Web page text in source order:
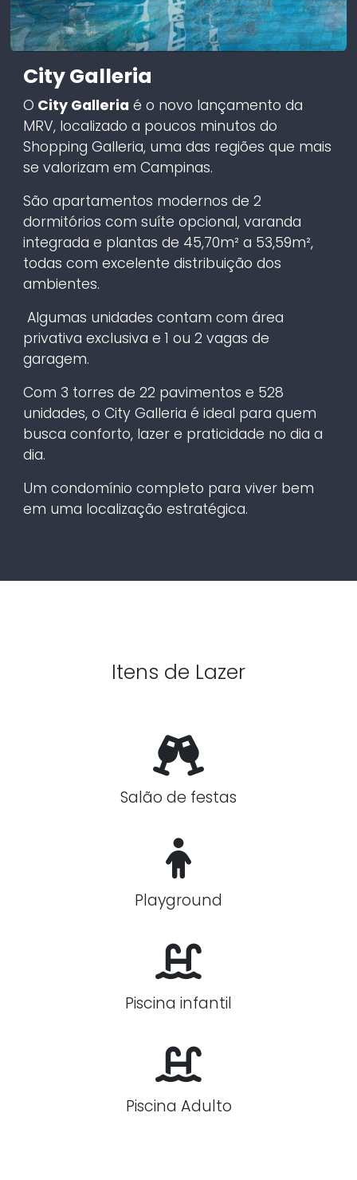
City Galleria
O City Galleria é o novo lançamento da
MRV, localizado a poucos minutos do
Shopping Galleria, uma das regiões que mais
se valorizam em Campinas.
São apartamentos modernos de 2
dormitórios com suíte opcional, varanda
integrada e plantas de 45,70m² a 53,59m²,
todas com excelente distribuição dos
ambientes.
Algumas unidades contam com área
privativa exclusiva e 1 ou 2 vagas de
garagem.
Com 3 torres de 22 pavimentos e 528
unidades, o City Galleria é ideal para quem
busca conforto, lazer e praticidade no dia a
dia.
Um condomínio completo para viver bem
em uma localização estratégica.
Itens de Lazer
Salão de festas
Playground
Piscina infantil
Piscina Adulto